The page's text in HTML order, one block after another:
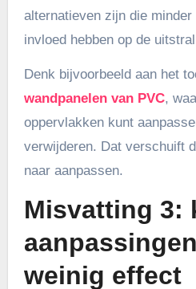
alternatieven zijn die
invloed hebben op de
Denk bijvoorbeeld aan het
wandpanelen van PVC,
oppervlakken kunt
verwijderen. Dat verschuift
naar aanpassen.
Misvatting 3:
weinig effect